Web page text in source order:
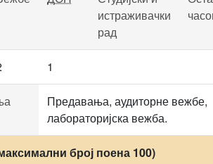
истраживачки
рад
1
Предавања, аудиторне вежбе,
лабораторијска вежба.
број поена 100)